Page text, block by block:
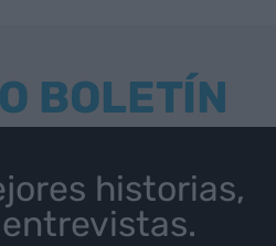
BOLETÍN
historias,